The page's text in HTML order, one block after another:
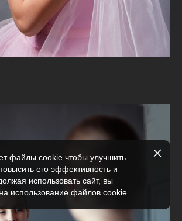
файлы cookie чтобы улучшить
его эффективность и
использовать сайт, вы
использование файлов cookie.